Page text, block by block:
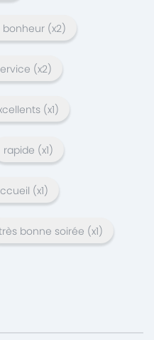
bonheur (x2)
(x2)
(x1)
rapide (x1)
(x1)
bonne soirée (x1)